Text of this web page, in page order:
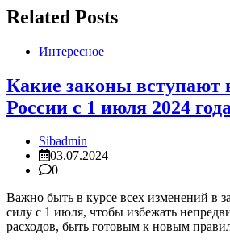
Related Posts
Интересное
Какие законы вступают
России с 1 июля 2024 года
Sibadmin
03.07.2024
0
Важно быть в курсе всех изменений в
силу с 1 июля, чтобы избежать
расходов, быть готовым к новым